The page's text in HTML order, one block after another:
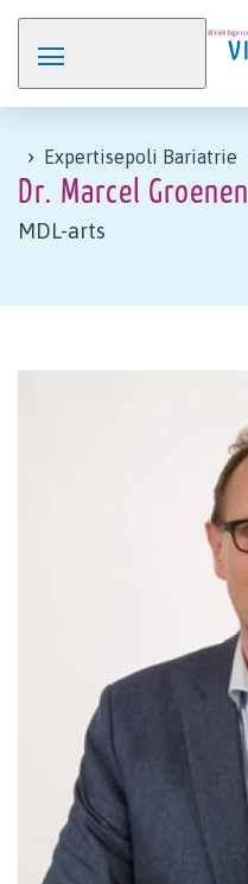
Dr. Marcel Groenen
Expertisepoli Bariatrie
MDL-arts